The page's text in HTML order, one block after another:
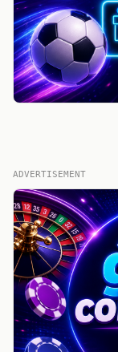
ADVERTISEMENT